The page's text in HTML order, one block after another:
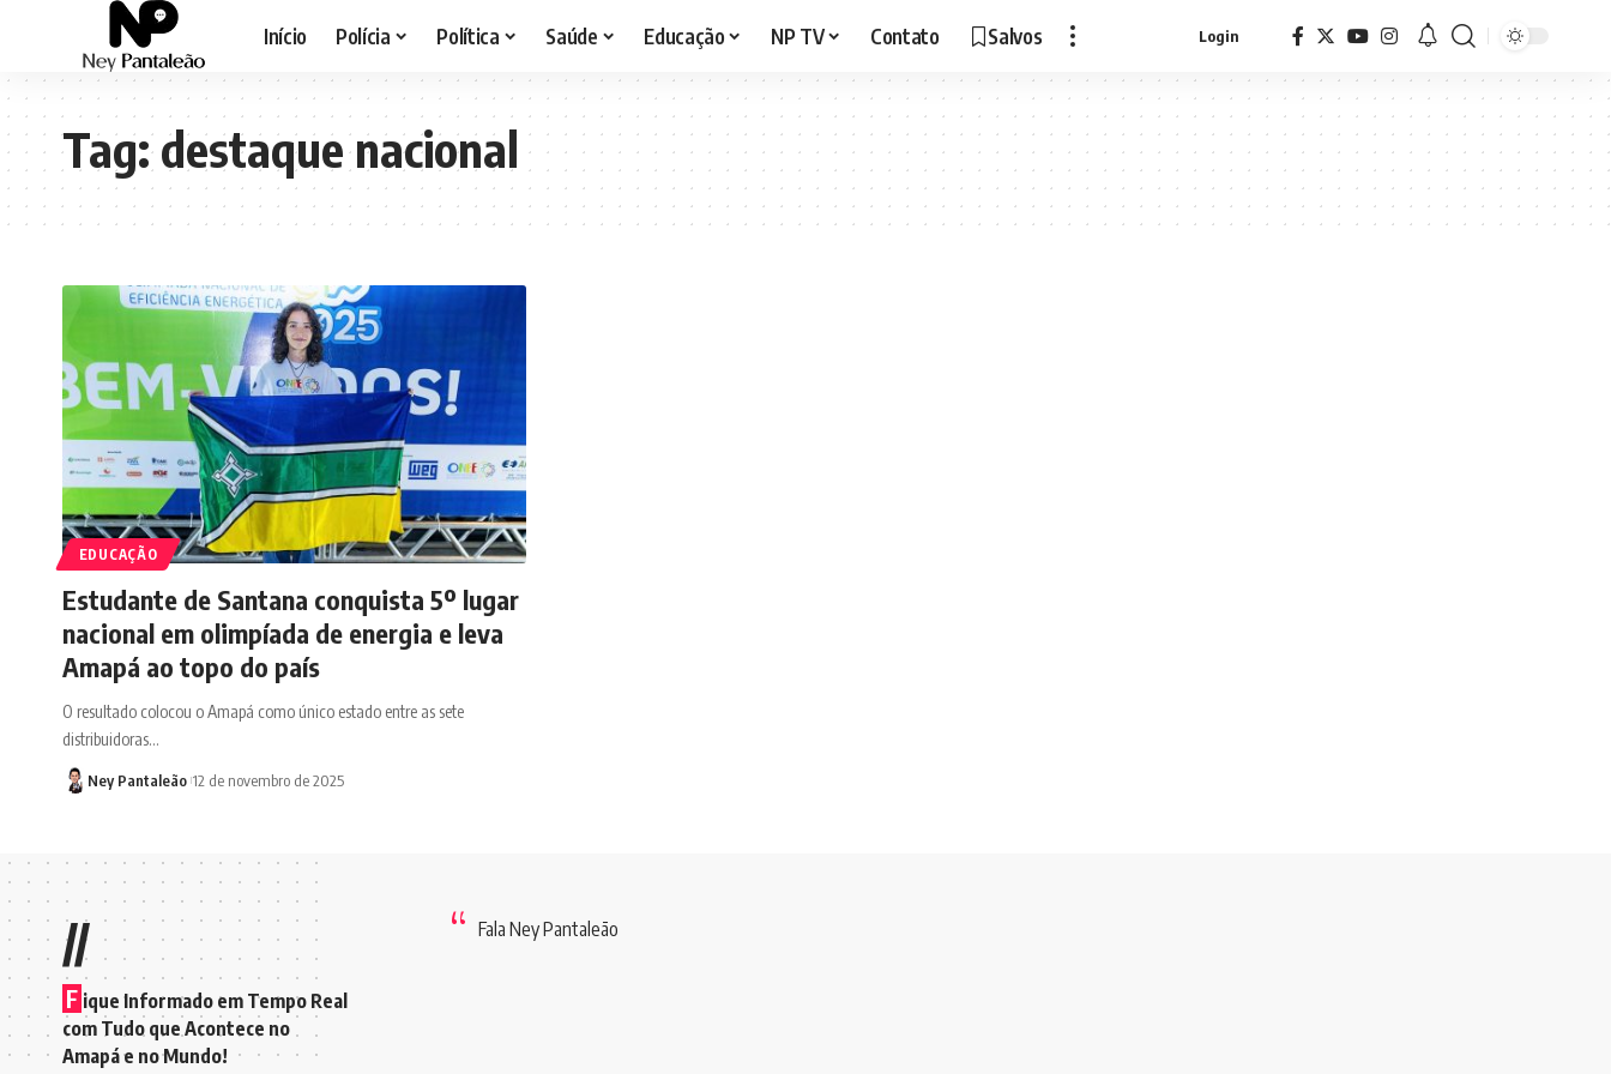
Início Polícia Política Saúde Educação NP TV Contato Salvos Login
Tag:destaque nacional
EDUCAÇÃO
Estudante de Santana conquista 5º lugar
nacional em olimpíada de energia e leva
Amapá ao topo do país
O resultado colocou o Amapá como único estado entre as sete
distribuidoras…
Ney Pantaleão 12 de novembro de 2025
//
F ique Informado em Tempo Real
com Tudo que Acontece no
Amapá e no Mundo!
Fala Ney Pantaleão